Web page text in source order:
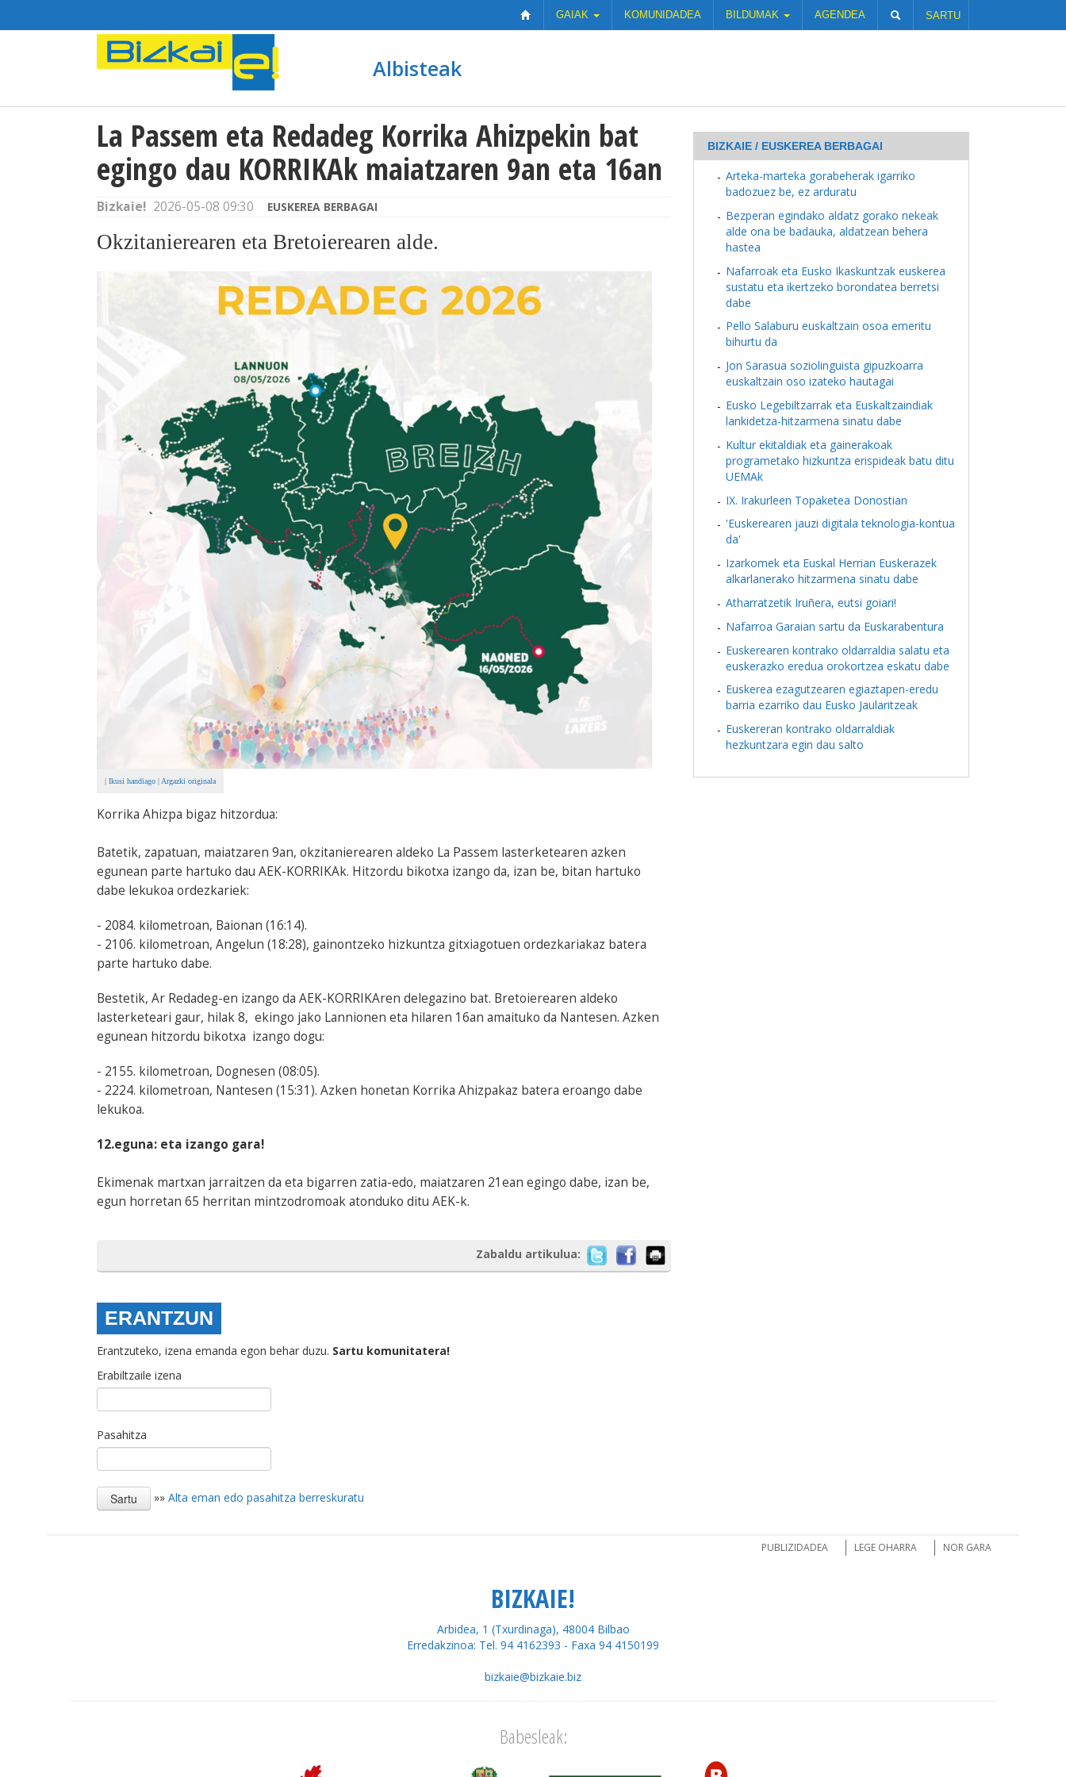
GAIAK KOMUNIDADEA BILDUMAK AGENDEA SARTU
Albisteak
La Passem eta Redadeg Korrika Ahizpekin bat
egingo dau KORRIKAk maiatzaren 9an eta 16an
Bizkaie! 2026-05-08 09:30 EUSKEREA BERBAGAI
Okzitanierearen eta Bretoierearen alde.
| Ikusi handiago | Argazki originala
Korrika Ahizpa bigaz hitzordua:
Batetik, zapatuan, maiatzaren 9an, okzitanierearen aldeko La Passem lasterketearen azken
egunean parte hartuko dau AEK-KORRIKAk. Hitzordu bikotxa izango da, izan be, bitan hartuko
dabe lekukoa ordezkariek:
- 2084. kilometroan, Baionan (16:14).
- 2106. kilometroan, Angelun (18:28), gainontzeko hizkuntza gitxiagotuen ordezkariakaz batera
parte hartuko dabe.
Bestetik, Ar Redadeg-en izango da AEK-KORRIKAren delegazino bat. Bretoierearen aldeko
lasterketeari gaur, hilak 8, ekingo jako Lannionen eta hilaren 16an amaituko da Nantesen. Azken
egunean hitzordu bikotxa izango dogu:
- 2155. kilometroan, Dognesen (08:05).
- 2224. kilometroan, Nantesen (15:31). Azken honetan Korrika Ahizpakaz batera eroango dabe
lekukoa.
12.eguna: eta izango gara!
Ekimenak martxan jarraitzen da eta bigarren zatia-edo, maiatzaren 21ean egingo dabe, izan be,
egun horretan 65 herritan mintzodromoak atonduko ditu AEK-k.
Zabaldu artikulua:
ERANTZUN
Erantzuteko, izena emanda egon behar duzu. Sartu komunitatera!
Erabiltzaile izena
Pasahitza
»» Alta eman edo pasahitza berreskuratu
BIZKAIE / EUSKEREA BERBAGAI
Arteka-marteka gorabeherak igarriko
badozuez be, ez arduratu
Bezperan egindako aldatz gorako nekeak
alde ona be badauka, aldatzean behera
hastea
Nafarroak eta Eusko Ikaskuntzak euskerea
sustatu eta ikertzeko borondatea berretsi
dabe
Pello Salaburu euskaltzain osoa emeritu
bihurtu da
Jon Sarasua soziolinguista gipuzkoarra
euskaltzain oso izateko hautagai
Eusko Legebiltzarrak eta Euskaltzaindiak
lankidetza-hitzarmena sinatu dabe
Kultur ekitaldiak eta gainerakoak
programetako hizkuntza erispideak batu ditu
UEMAk
IX. Irakurleen Topaketea Donostian
'Euskerearen jauzi digitala teknologia-kontua
da'
Izarkomek eta Euskal Herrian Euskerazek
alkarlanerako hitzarmena sinatu dabe
Atharratzetik Iruñera, eutsi goiari!
Nafarroa Garaian sartu da Euskarabentura
Euskerearen kontrako oldarraldia salatu eta
euskerazko eredua orokortzea eskatu dabe
Euskerea ezagutzearen egiaztapen-eredu
barria ezarriko dau Eusko Jaularitzeak
Euskereran kontrako oldarraldiak
hezkuntzara egin dau salto
NOR GARA
LEGE OHARRA
PUBLIZIDADEA
BIZKAIE!
Arbidea, 1 (Txurdinaga), 48004 Bilbao
Erredakzinoa: Tel. 94 4162393 - Faxa 94 4150199
bizkaie@bizkaie.biz
Babesleak: